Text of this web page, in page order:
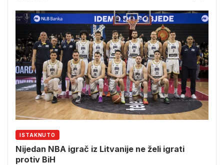
ISTAKNUTO
Nijedan NBA igrač iz Litvanije ne želi igrati
protiv BiH